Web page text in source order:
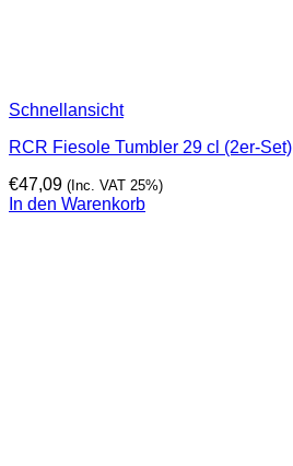
Schnellansicht
RCR Fiesole Tumbler 29 cl (2er-Set)
€47,09 (Inc. VAT 25%)
In den Warenkorb